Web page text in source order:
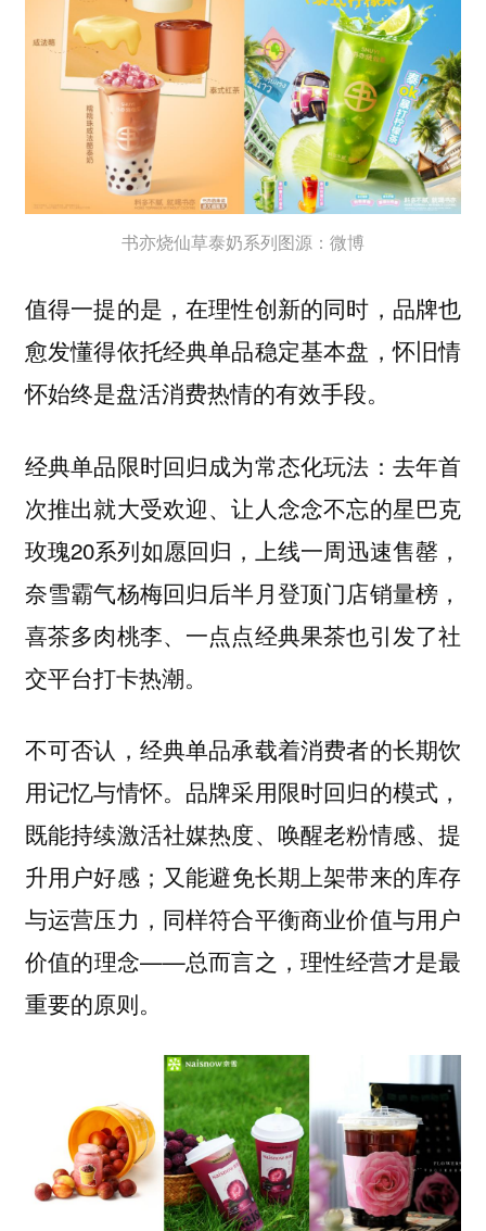
书亦烧仙草泰奶系列图源：微博
值得一提的是，在理性创新的同时， 品牌也
愈发懂得依托经典单品稳定基本盘，怀旧情
怀始终是盘活消费热情的有效手段。
经典单品限时回归成为常态化玩法：去年首
次推出就大受欢迎、让人念念不忘的星巴克
玫瑰20系列如愿回归，上线一周迅速售罄，
奈雪霸气杨梅回归后半月登顶门店销量榜，
喜茶多肉桃李、一点点经典果茶也引发了社
交平台打卡热潮。
不可否认，经典单品承载着消费者的长期饮
用记忆与情怀。品牌采用限时回归的模式，
既能持续激活社媒热度、唤醒老粉情感、提
升用户好感；又能避免长期上架带来的库存
与运营压力，同样符合平衡商业价值与用户
价值的理念——总而言之，理性经营才是最
重要的原则。